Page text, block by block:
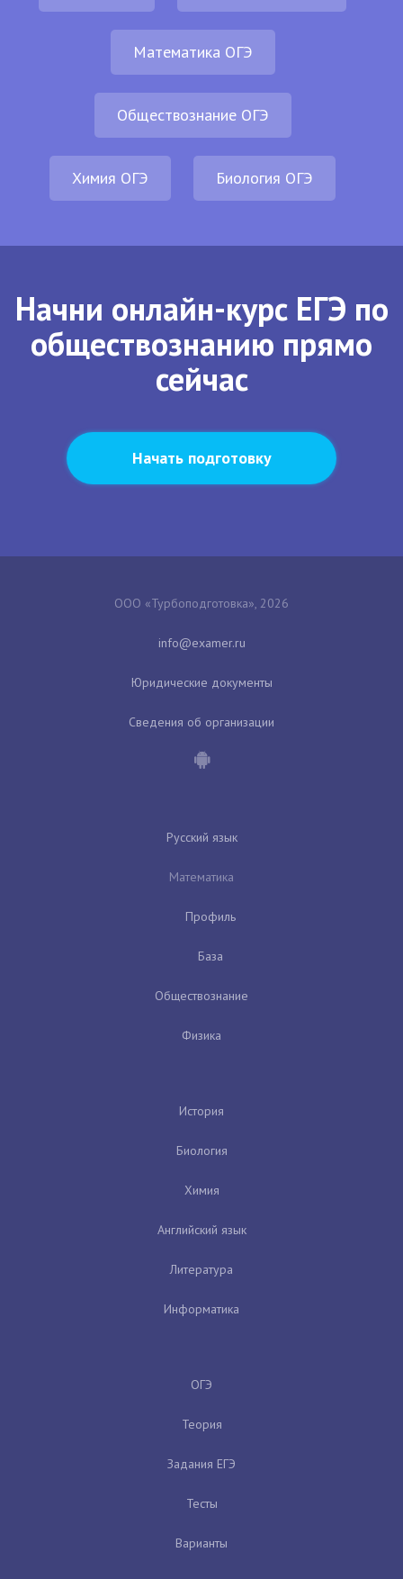
Математика ОГЭ
Обществознание ОГЭ
Химия ОГЭ Биология ОГЭ
Начни онлайн-курс ЕГЭ по
обществознанию прямо
сейчас
Начать подготовку
ООО «Турбоподготовка», 2026
Юридические документы
Сведения об организации
Русский язык
Математика
Профиль
База
Обществознание
Физика
История
Биология
Химия
Английский язык
Литература
Информатика
ОГЭ
Теория
Задания ЕГЭ
Тесты
Варианты